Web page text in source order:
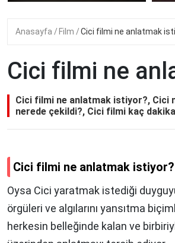
Anasayfa Film Cici filmi ne anlatmak
Cici filmi ne
Cici filmi ne anlatmak istiyor?, Cici
nerede çekildi?, Cici filmi kaç
Cici filmi ne anlatmak istiyor?
Oysa Cici yaratmak istediği
örgüleri ve algılarını yansıtma
herkesin belleğinde kalan ve